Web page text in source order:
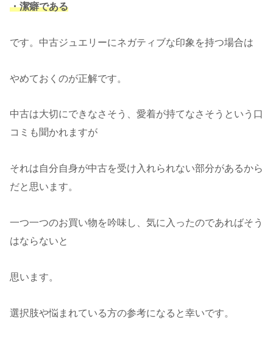
・潔癖である
です。中古ジュエリーにネガティブな印象を持つ場合は
やめておくのが正解です。
中古は大切にできなさそう、愛着が持てなさそうという口
コミも聞かれますが
それは自分自身が中古を受け入れられない部分があるから
だと思います。
一つ一つのお買い物を吟味し、気に入ったのであればそう
はならないと
思います。
選択肢や悩まれている方の参考になると幸いです。